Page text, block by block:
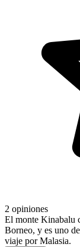
2 opiniones
El monte Kinabalu
Borneo, y es uno
viaje por Malasia.